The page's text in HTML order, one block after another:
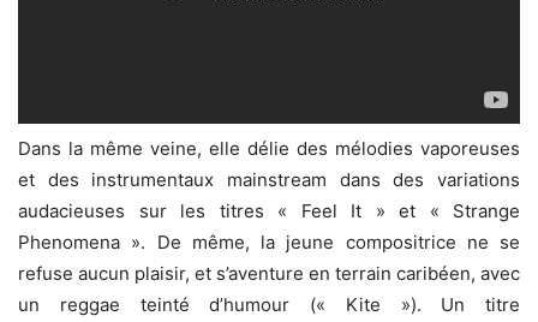
Dans la même veine, elle délie des mélodies vaporeuses
et des instrumentaux mainstream dans des variations
audacieuses sur les titres « Feel It » et « Strange
Phenomena ». De même, la jeune compositrice ne se
refuse aucun plaisir, et s’aventure en terrain caribéen, avec
un reggae teinté d’humour (« Kite »). Un titre